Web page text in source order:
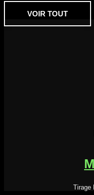
VOIR TOUT
Tirage